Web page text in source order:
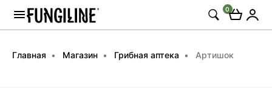
0
Главная Магазин Грибная аптека Артишок